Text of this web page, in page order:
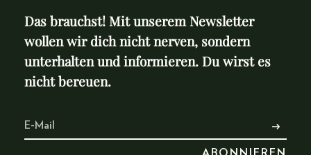
Das brauchst! Mit unserem Newsletter
wollen wir dich nicht nerven, sondern
unterhalten und informieren. Du wirst es
nicht bereuen.